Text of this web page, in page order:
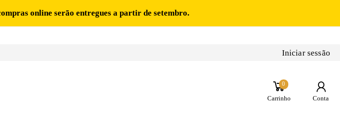
online serão entregues a partir de setembro.
Iniciar sessão
0
Carrinho Conta